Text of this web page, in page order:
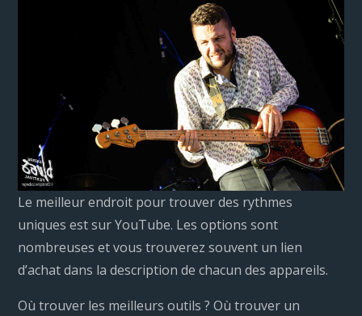
Le meilleur endroit pour trouver des rythmes
uniques est sur YouTube. Les options sont
nombreuses et vous trouverez souvent un lien
d’achat dans la description de chacun des appareils.
Où trouver les meilleurs outils ? Où trouver un